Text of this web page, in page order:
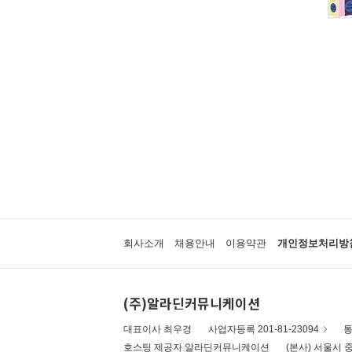
회사소개 채용안내 이용약관 개인정보처리방
(주)알라딘커뮤니케이션
대표이사 최우경 사업자등록 201-81-23094
호스팅 제공자 알라딘커뮤니케이션
(본사) 서울시